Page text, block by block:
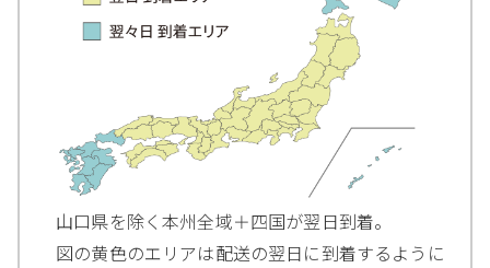
山口県を除く本州全域＋四国が翌日到着。
図の黄色のエリアは配送の翌日に到着するように